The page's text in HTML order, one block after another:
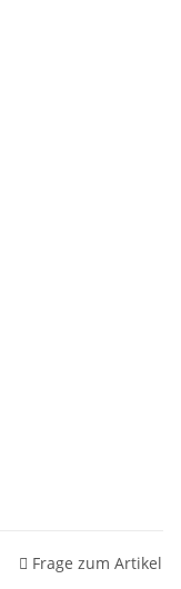
Frage zum Artikel